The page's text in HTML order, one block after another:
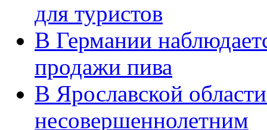
для туристов
В Германии
продажи пива
В Ярославской
несовершеннолетним